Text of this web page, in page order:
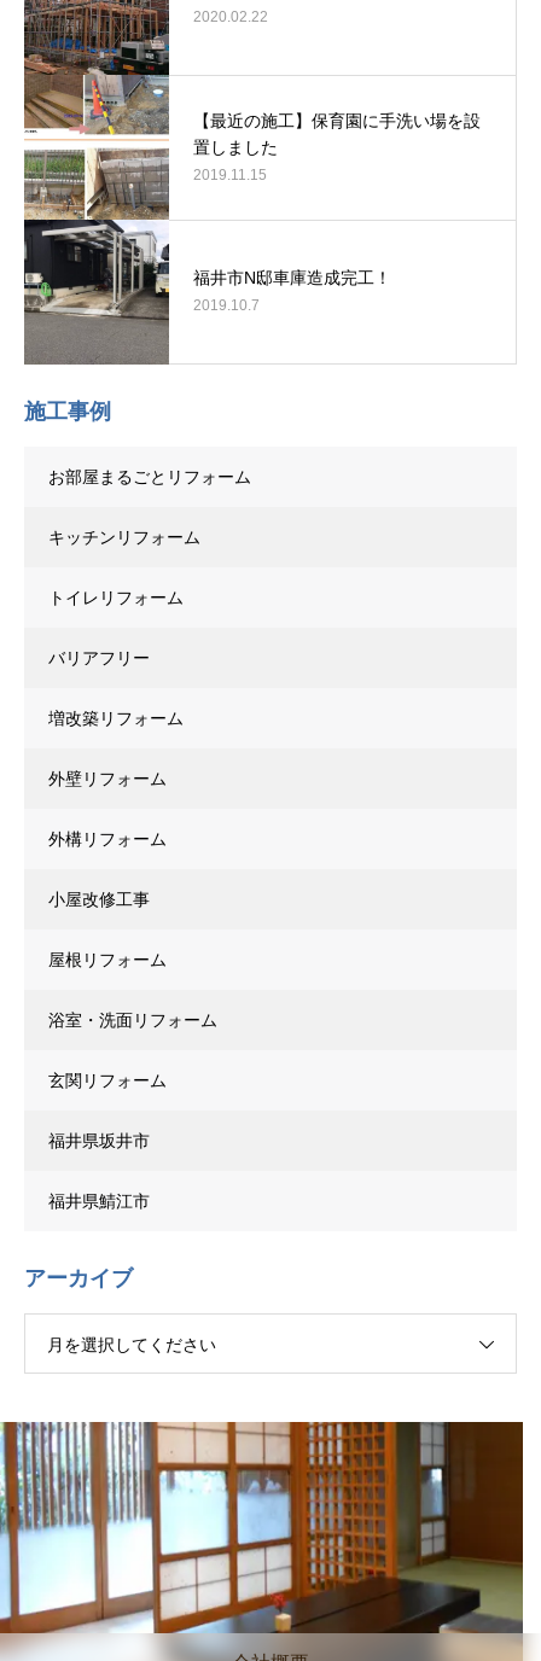
2020.02.22
【最近の施工】保育園に手洗い場を設
置しました
2019.11.15
福井市N邸車庫造成完工！
2019.10.7
施工事例
お部屋まるごとリフォーム
キッチンリフォーム
トイレリフォーム
バリアフリー
増改築リフォーム
外壁リフォーム
外構リフォーム
小屋改修工事
屋根リフォーム
浴室・洗面リフォーム
玄関リフォーム
福井県坂井市
福井県鯖江市
アーカイブ
月を選択してください